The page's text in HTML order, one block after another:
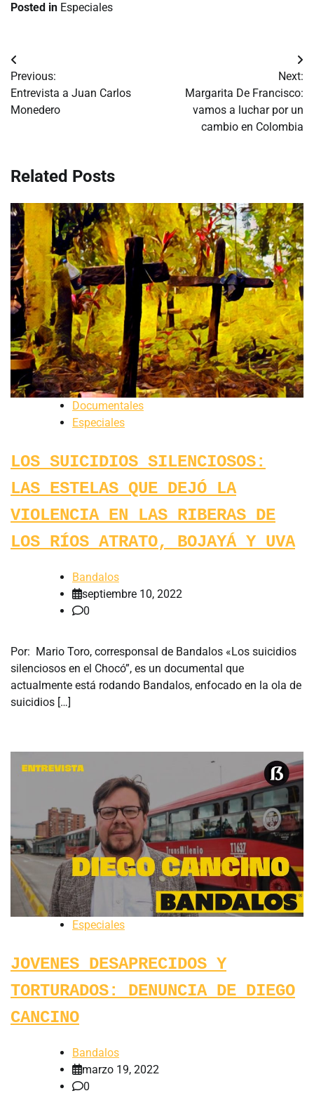
Posted in Especiales
Navegación
de
entradas
Previous:
Entrevista a Juan Carlos
Monedero
Next:
Margarita De Francisco:
vamos a luchar por un
cambio en Colombia
Related Posts
Documentales
Especiales
LOS SUICIDIOS SILENCIOSOS:
LAS ESTELAS QUE DEJÓ LA
VIOLENCIA EN LAS RIBERAS DE
LOS RÍOS ATRATO, BOJAYÁ Y UVA
Bandalos
septiembre 10, 2022
0
Por: Mario Toro, corresponsal de Bandalos «Los suicidios
silenciosos en el Chocó”, es un documental que
actualmente está rodando Bandalos, enfocado en la ola de
suicidios […]
Especiales
JOVENES DESAPRECIDOS Y
TORTURADOS: DENUNCIA DE DIEGO
CANCINO
Bandalos
marzo 19, 2022
0